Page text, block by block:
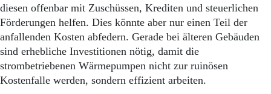
diesen offenbar mit Zuschüssen, Krediten und steuerlichen
Förderungen helfen. Dies könnte aber nur einen Teil der
anfallenden Kosten abfedern. Gerade bei älteren Gebäuden
sind erhebliche Investitionen nötig, damit die
strombetriebenen Wärmepumpen nicht zur ruinösen
Kostenfalle werden, sondern effizient arbeiten.